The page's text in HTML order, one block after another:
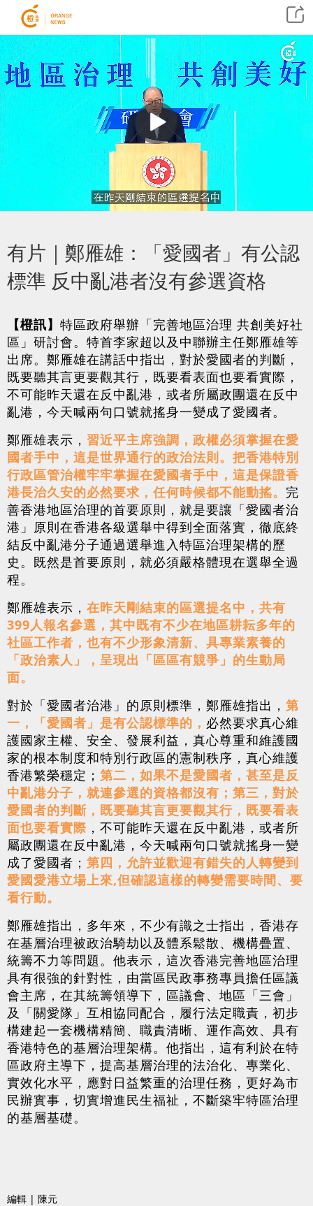
有片｜鄭雁雄：「愛國者」有公認
標準 反中亂港者沒有參選資格
【橙訊】 特區政府舉辦「完善地區治理 共創美好社
區」研討會。特首李家超以及中聯辦主任鄭雁雄等
出席。鄭雁雄在講話中指出，對於愛國者的判斷，
既要聽其言更要觀其行，既要看表面也要看實際，
不可能昨天還在反中亂港，或者所屬政團還在反中
亂港，今天喊兩句口號就搖身一變成了愛國者。
鄭雁雄表示， 習近平主席強調，政權必須掌握在愛
國者手中，這是世界通行的政治法則。把香港特別
行政區管治權牢牢掌握在愛國者手中，這是保證香
港長治久安的必然要求，任何時候都不能動搖。 完
善香港地區治理的首要原則，就是要讓「愛國者治
港」原則在香港各級選舉中得到全面落實，徹底終
結反中亂港分子通過選舉進入特區治理架構的歷
史。既然是首要原則，就必須嚴格體現在選舉全過
程。
鄭雁雄表示， 在昨天剛結束的區選提名中，共有
399人報名參選，其中既有不少在地區耕耘多年的
社區工作者，也有不少形象清新、具專業素養的
「政治素人」，呈現出「區區有競爭」的生動局
面。
對於「愛國者治港」的原則標準，鄭雁雄指出， 第
一，「愛國者」是有公認標準的， 必然要求真心維
護國家主權、安全、發展利益，真心尊重和維護國
家的根本制度和特別行政區的憲制秩序，真心維護
香港繁榮穩定； 第二，如果不是愛國者，甚至是反
中亂港分子，就連參選的資格都沒有； 第三，對於
愛國者的判斷，既要聽其言更要觀其行，既要看表
面也要看實際 ，不可能昨天還在反中亂港，或者所
屬政團還在反中亂港，今天喊兩句口號就搖身一變
成了愛國者； 第四，允許並歡迎有錯失的人轉變到
愛國愛港立場上來,但確認這樣的轉變需要時間、要
看行動。
鄭雁雄指出，多年來，不少有識之士指出，香港存
在基層治理被政治騎劫以及體系鬆散、機構疊置、
統籌不力等問題。他表示，這次香港完善地區治理
具有很強的針對性，由當區民政事務專員擔任區議
會主席，在其統籌領導下，區議會、地區「三會」
及「關愛隊」互相協同配合，履行法定職責，初步
構建起一套機構精簡、職責清晰、運作高效、具有
香港特色的基層治理架構。他指出，這有利於在特
區政府主導下，提高基層治理的法治化、專業化、
實效化水平，應對日益繁重的治理任務，更好為市
民辦實事，切實增進民生福祉，不斷築牢特區治理
的基層基礎。
編輯 | 陳元